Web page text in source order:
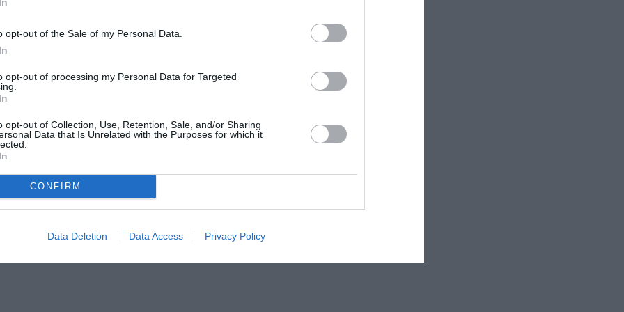
opt-out of the Sale of my Personal Data.
opt-out of processing my Personal Data for Targeted
opt-out of Collection, Use, Retention, Sale, and/or Sharing
Data that Is Unrelated with the Purposes for which it
CONFIRM
Data Deletion Data Access Privacy Policy
Οινούσσες
Κάμπος Χίου
Ελβετία
σπάνια θα έχει τη δυνατότητα να απολαύσει το κοινό του
ιδρύθηκε το 2020 και αποτελείται από διεθνούς φήμης σολίστ,
στο ευρύ κοινό ανεξερεύνητα και εν μέρει ξεχασμένα
και σύγχρονη περίοδο. Το ρεπερτόριο της συναυλίας
οριοθετούν με λυρισμό εικόνες από πανοραμικά τοπία των Άλπεων.